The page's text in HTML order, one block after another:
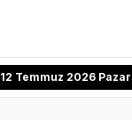
12 Temmuz 2026 Pazar